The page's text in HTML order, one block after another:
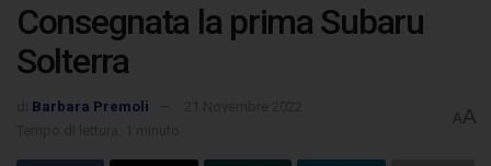
Consegnata la prima Subaru
Solterra
Barbara Premoli
AA